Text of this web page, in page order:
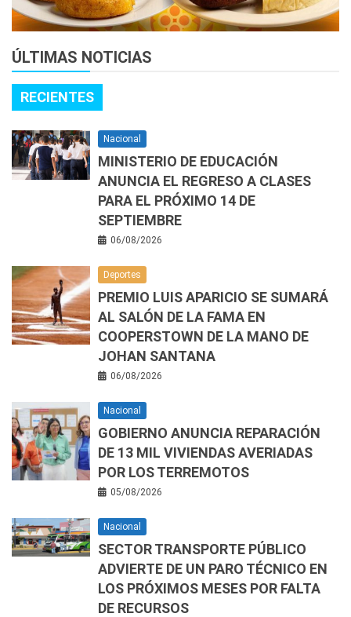
ÚLTIMAS NOTICIAS
RECIENTES
Nacional
MINISTERIO DE EDUCACIÓN
ANUNCIA EL REGRESO A CLASES
PARA EL PRÓXIMO 14 DE
SEPTIEMBRE
06/08/2026
Deportes
PREMIO LUIS APARICIO SE SUMARÁ
AL SALÓN DE LA FAMA EN
COOPERSTOWN DE LA MANO DE
JOHAN SANTANA
06/08/2026
Nacional
GOBIERNO ANUNCIA REPARACIÓN
DE 13 MIL VIVIENDAS AVERIADAS
POR LOS TERREMOTOS
05/08/2026
Nacional
SECTOR TRANSPORTE PÚBLICO
ADVIERTE DE UN PARO TÉCNICO EN
LOS PRÓXIMOS MESES POR FALTA
DE RECURSOS